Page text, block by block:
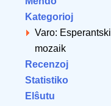
Kategorioj
Varo: Esperantski
mozaik
Recenzoj
Statistiko
Elŝutu